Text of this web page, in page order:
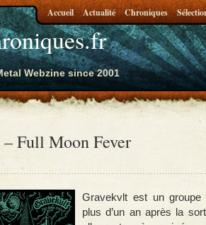
Webzine since 2001
Accueil Actualité Chroniques
Full Moon Fever
Gravekvlt est un groupe
plus d’un an après la